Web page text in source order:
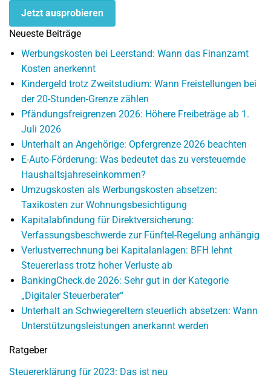
Jetzt ausprobieren
Neueste Beiträge
Werbungskosten bei Leerstand: Wann das Finanzamt
Kosten anerkennt
Kindergeld trotz Zweitstudium: Wann Freistellungen bei
der 20-Stunden-Grenze zählen
Pfändungsfreigrenzen 2026: Höhere Freibeträge ab 1.
Juli 2026
Unterhalt an Angehörige: Opfergrenze 2026 beachten
E-Auto-Förderung: Was bedeutet das zu versteuernde
Haushaltsjahreseinkommen?
Umzugskosten als Werbungskosten absetzen:
Taxikosten zur Wohnungsbesichtigung
Kapitalabfindung für Direktversicherung:
Verfassungsbeschwerde zur Fünftel-Regelung anhängig
Verlustverrechnung bei Kapitalanlagen: BFH lehnt
Steuererlass trotz hoher Verluste ab
BankingCheck.de 2026: Sehr gut in der Kategorie
„Digitaler Steuerberater“
Unterhalt an Schwiegereltern steuerlich absetzen: Wann
Unterstützungsleistungen anerkannt werden
Ratgeber
Steuererklärung für 2023: Das ist neu